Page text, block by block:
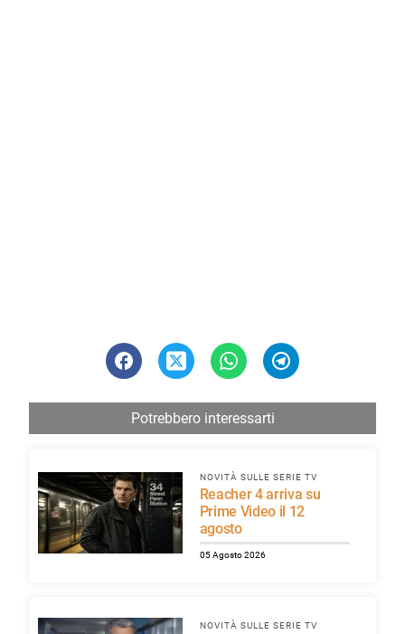
Potrebbero interessarti
NOVITÀ SULLE SERIE TV
Reacher 4 arriva su
Prime Video il 12
agosto
05 Agosto 2026
NOVITÀ SULLE SERIE TV